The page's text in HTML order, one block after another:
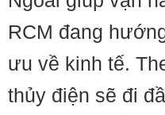
RCM đang
ưu về kinh tế.
thủy điện sẽ đi